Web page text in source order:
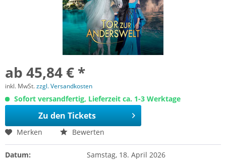
ab 45,84 € *
inkl. MwSt.zzgl. Versandkosten
Sofort versandfertig, Lieferzeit ca. 1-3 Werktage
Zu den Tickets
Merken Bewerten
Datum:
Samstag, 18. April 2026